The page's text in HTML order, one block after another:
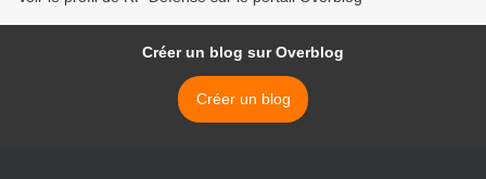
Créer un blog sur Overblog
Créer un blog